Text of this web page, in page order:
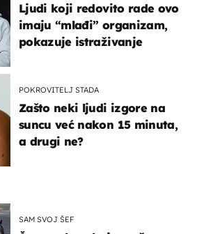
Ljudi koji redovito rade ovo
imaju “mlađi” organizam,
pokazuje istraživanje
POKROVITELJ STADA
Zašto neki ljudi izgore na
suncu već nakon 15 minuta,
a drugi ne?
SAM SVOJ ŠEF